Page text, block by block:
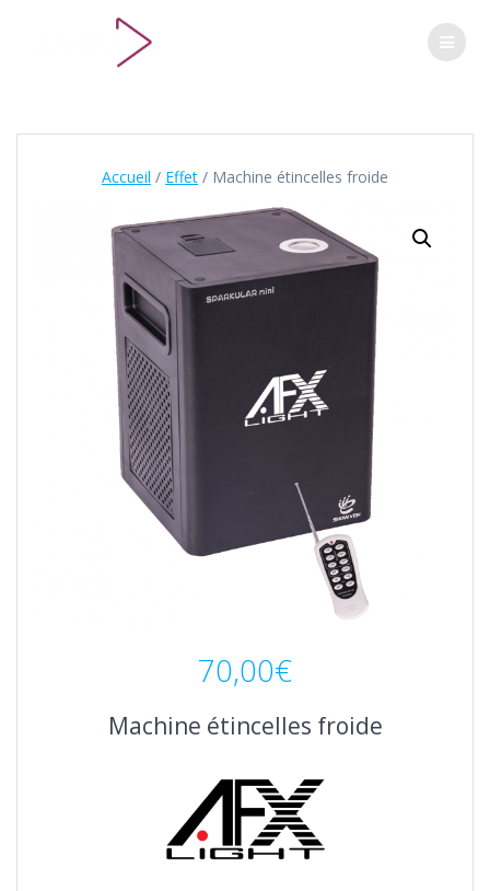
Accueil / Effet / Machine étincelles froide
70,00€
Machine étincelles froide